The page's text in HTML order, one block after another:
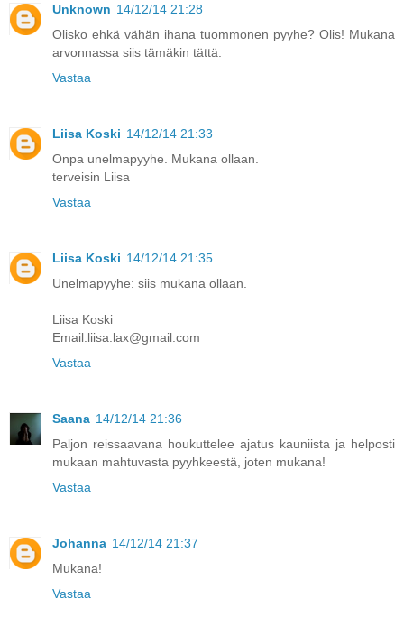
Unknown 14/12/14 21:28
Olisko ehkä vähän ihana tuommonen pyyhe? Olis! Mukana
arvonnassa siis tämäkin tättä.
Vastaa
Liisa Koski 14/12/14 21:33
Onpa unelmapyyhe. Mukana ollaan.
terveisin Liisa
Vastaa
Liisa Koski 14/12/14 21:35
Unelmapyyhe: siis mukana ollaan.
Liisa Koski
Email:liisa.lax@gmail.com
Vastaa
Saana 14/12/14 21:36
Paljon reissaavana houkuttelee ajatus kauniista ja helposti
mukaan mahtuvasta pyyhkeestä, joten mukana!
Vastaa
Johanna 14/12/14 21:37
Mukana!
Vastaa